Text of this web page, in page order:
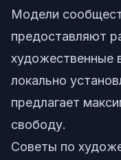
Модели
предоставляют
художественные
локально
предлагает
свободу.
Советы по